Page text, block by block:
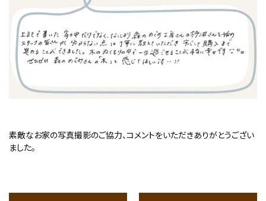
素敵なお家の写真撮影のご協力、コメントをいただきありがとうござい
ました。